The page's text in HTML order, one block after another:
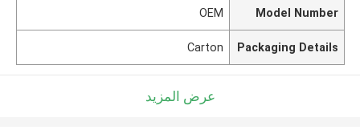
Model Number
OEM
Packaging Details
Carton
عرض المزيد